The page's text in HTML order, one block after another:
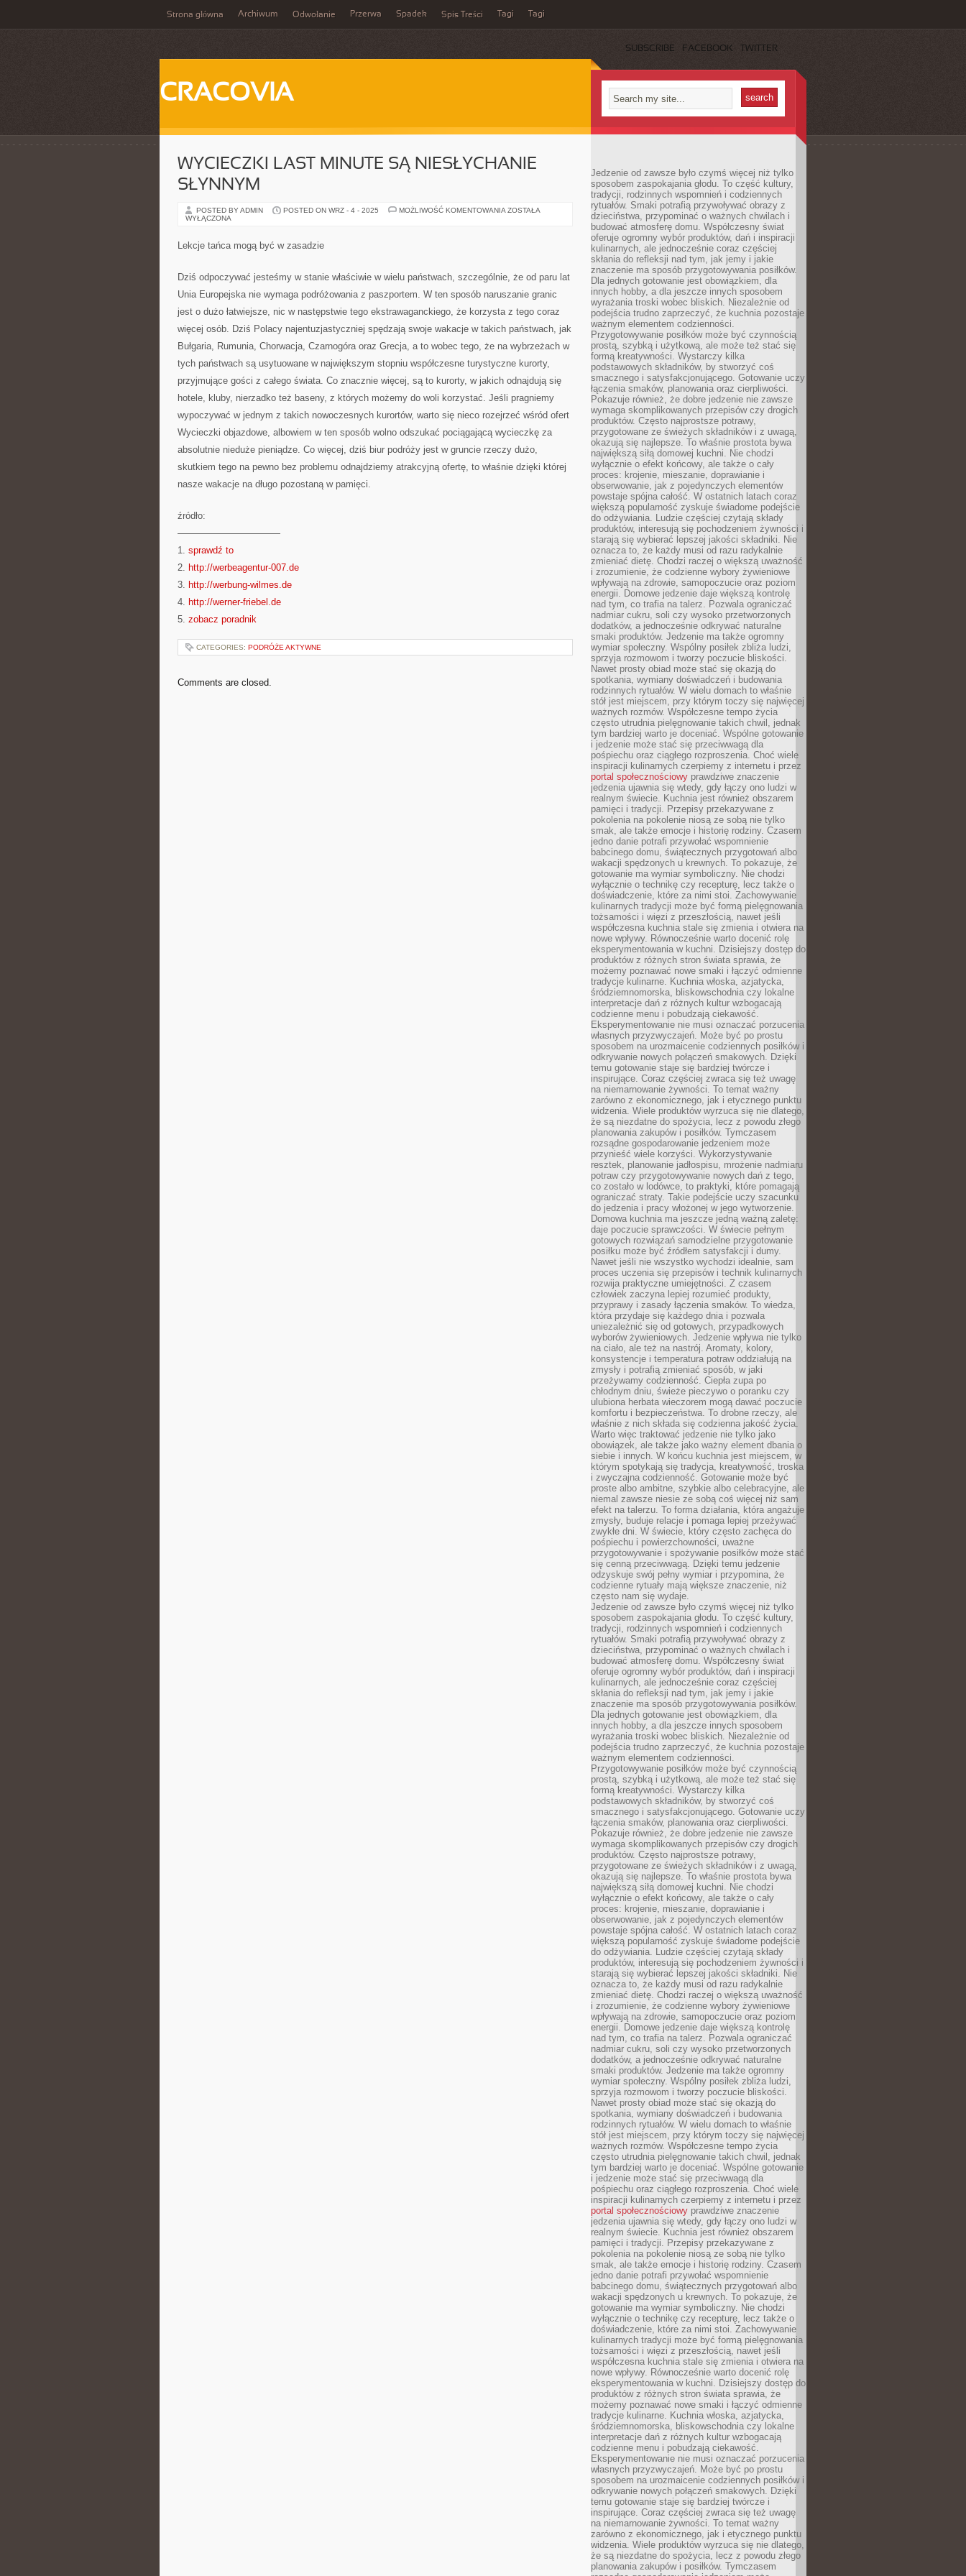
Strona główna Archiwum Odwołanie Przerwa Spadek Spis Treści Tagi Tagi
SUBSCRIBE FACEBOOK TWITTER
CRACOVIA
WYCIECZKI LAST MINUTE SĄ NIESŁYCHANIE
SŁYNNYM
POSTED BY ADMIN POSTED ON WRZ - 4 - 2025 MOŻLIWOŚĆ KOMENTOWANIA WYCIECZKI
ZOSTAŁA
WYŁĄCZONA
Lekcje tańca mogą być w zasadzie
Dziś odpoczywać jesteśmy w stanie właściwie w wielu państwach, szczególnie, że od paru lat
Unia Europejska nie wymaga podróżowania z paszportem. W ten sposób naruszanie granic
jest o dużo łatwiejsze, nic w następstwie tego ekstrawaganckiego, że korzysta z tego coraz
więcej osób. Dziś Polacy najentuzjastyczniej spędzają swoje wakacje w takich państwach, jak
Bułgaria, Rumunia, Chorwacja, Czarnogóra oraz Grecja, a to wobec tego, że na wybrzeżach w
tych państwach są usytuowane w największym stopniu współczesne turystyczne kurorty,
przyjmujące gości z całego świata. Co znacznie więcej, są to kurorty, w jakich odnajdują się
hotele, kluby, nierzadko też baseny, z których możemy do woli korzystać. Jeśli pragniemy
wypoczywać w jednym z takich nowoczesnych kurortów, warto się nieco rozejrzeć wśród ofert
Wycieczki objazdowe, albowiem w ten sposób wolno odszukać pociągającą wycieczkę za
absolutnie nieduże pieniądze. Co więcej, dziś biur podróży jest w gruncie rzeczy dużo,
skutkiem tego na pewno bez problemu odnajdziemy atrakcyjną ofertę, to właśnie dzięki której
nasze wakacje na długo pozostaną w pamięci.
źródło:
———————————
1. sprawdź to
2. http://werbeagentur-007.de
3. http://werbung-wilmes.de
4. http://werner-friebel.de
5. zobacz poradnik
CATEGORIES: PODRÓŻE AKTYWNE
Comments are closed.
Jedzenie od zawsze było czymś więcej niż tylko
sposobem zaspokajania głodu. To część kultury,
tradycji, rodzinnych wspomnień i codziennych
rytuałów. Smaki potrafią przywoływać obrazy z
dzieciństwa, przypominać o ważnych chwilach i
budować atmosferę domu. Współczesny świat
oferuje ogromny wybór produktów, dań i inspiracji
kulinarnych, ale jednocześnie coraz częściej
skłania do refleksji nad tym, jak jemy i jakie
znaczenie ma sposób przygotowywania posiłków.
Dla jednych gotowanie jest obowiązkiem, dla
innych hobby, a dla jeszcze innych sposobem
wyrażania troski wobec bliskich. Niezależnie od
podejścia trudno zaprzeczyć, że kuchnia pozostaje
ważnym elementem codzienności.
Przygotowywanie posiłków może być czynnością
prostą, szybką i użytkową, ale może też stać się
formą kreatywności. Wystarczy kilka
podstawowych składników, by stworzyć coś
smacznego i satysfakcjonującego. Gotowanie uczy
łączenia smaków, planowania oraz cierpliwości.
Pokazuje również, że dobre jedzenie nie zawsze
wymaga skomplikowanych przepisów czy drogich
produktów. Często najprostsze potrawy,
przygotowane ze świeżych składników i z uwagą,
okazują się najlepsze. To właśnie prostota bywa
największą siłą domowej kuchni. Nie chodzi
wyłącznie o efekt końcowy, ale także o cały
proces: krojenie, mieszanie, doprawianie i
obserwowanie, jak z pojedynczych elementów
powstaje spójna całość. W ostatnich latach coraz
większą popularność zyskuje świadome podejście
do odżywiania. Ludzie częściej czytają składy
produktów, interesują się pochodzeniem żywności i
starają się wybierać lepszej jakości składniki. Nie
oznacza to, że każdy musi od razu radykalnie
zmieniać dietę. Chodzi raczej o większą uważność
i zrozumienie, że codzienne wybory żywieniowe
wpływają na zdrowie, samopoczucie oraz poziom
energii. Domowe jedzenie daje większą kontrolę
nad tym, co trafia na talerz. Pozwala ograniczać
nadmiar cukru, soli czy wysoko przetworzonych
dodatków, a jednocześnie odkrywać naturalne
smaki produktów. Jedzenie ma także ogromny
wymiar społeczny. Wspólny posiłek zbliża ludzi,
sprzyja rozmowom i tworzy poczucie bliskości.
Nawet prosty obiad może stać się okazją do
spotkania, wymiany doświadczeń i budowania
rodzinnych rytuałów. W wielu domach to właśnie
stół jest miejscem, przy którym toczy się najwięcej
ważnych rozmów. Współczesne tempo życia
często utrudnia pielęgnowanie takich chwil, jednak
tym bardziej warto je doceniać. Wspólne gotowanie
i jedzenie może stać się przeciwwagą dla
pośpiechu oraz ciągłego rozproszenia. Choć wiele
inspiracji kulinarnych czerpiemy z internetu i przez
portal społecznościowy prawdziwe znaczenie
jedzenia ujawnia się wtedy, gdy łączy ono ludzi w
realnym świecie. Kuchnia jest również obszarem
pamięci i tradycji. Przepisy przekazywane z
pokolenia na pokolenie niosą ze sobą nie tylko
smak, ale także emocje i historię rodziny. Czasem
jedno danie potrafi przywołać wspomnienie
babcinego domu, świątecznych przygotowań albo
wakacji spędzonych u krewnych. To pokazuje, że
gotowanie ma wymiar symboliczny. Nie chodzi
wyłącznie o technikę czy recepturę, lecz także o
doświadczenie, które za nimi stoi. Zachowywanie
kulinarnych tradycji może być formą pielęgnowania
tożsamości i więzi z przeszłością, nawet jeśli
współczesna kuchnia stale się zmienia i otwiera na
nowe wpływy. Równocześnie warto docenić rolę
eksperymentowania w kuchni. Dzisiejszy dostęp do
produktów z różnych stron świata sprawia, że
możemy poznawać nowe smaki i łączyć odmienne
tradycje kulinarne. Kuchnia włoska, azjatycka,
śródziemnomorska, bliskowschodnia czy lokalne
interpretacje dań z różnych kultur wzbogacają
codzienne menu i pobudzają ciekawość.
Eksperymentowanie nie musi oznaczać porzucenia
własnych przyzwyczajeń. Może być po prostu
sposobem na urozmaicenie codziennych posiłków i
odkrywanie nowych połączeń smakowych. Dzięki
temu gotowanie staje się bardziej twórcze i
inspirujące. Coraz częściej zwraca się też uwagę
na niemarnowanie żywności. To temat ważny
zarówno z ekonomicznego, jak i etycznego punktu
widzenia. Wiele produktów wyrzuca się nie dlatego,
że są niezdatne do spożycia, lecz z powodu złego
planowania zakupów i posiłków. Tymczasem
rozsądne gospodarowanie jedzeniem może
przynieść wiele korzyści. Wykorzystywanie
resztek, planowanie jadłospisu, mrożenie nadmiaru
potraw czy przygotowywanie nowych dań z tego,
co zostało w lodówce, to praktyki, które pomagają
ograniczać straty. Takie podejście uczy szacunku
do jedzenia i pracy włożonej w jego wytworzenie.
Domowa kuchnia ma jeszcze jedną ważną zaletę:
daje poczucie sprawczości. W świecie pełnym
gotowych rozwiązań samodzielne przygotowanie
posiłku może być źródłem satysfakcji i dumy.
Nawet jeśli nie wszystko wychodzi idealnie, sam
proces uczenia się przepisów i technik kulinarnych
rozwija praktyczne umiejętności. Z czasem
człowiek zaczyna lepiej rozumieć produkty,
przyprawy i zasady łączenia smaków. To wiedza,
która przydaje się każdego dnia i pozwala
uniezależnić się od gotowych, przypadkowych
wyborów żywieniowych. Jedzenie wpływa nie tylko
na ciało, ale też na nastrój. Aromaty, kolory,
konsystencje i temperatura potraw oddziałują na
zmysły i potrafią zmieniać sposób, w jaki
przeżywamy codzienność. Ciepła zupa po
chłodnym dniu, świeże pieczywo o poranku czy
ulubiona herbata wieczorem mogą dawać poczucie
komfortu i bezpieczeństwa. To drobne rzeczy, ale
właśnie z nich składa się codzienna jakość życia.
Warto więc traktować jedzenie nie tylko jako
obowiązek, ale także jako ważny element dbania o
siebie i innych. W końcu kuchnia jest miejscem, w
którym spotykają się tradycja, kreatywność, troska
i zwyczajna codzienność. Gotowanie może być
proste albo ambitne, szybkie albo celebracyjne, ale
niemal zawsze niesie ze sobą coś więcej niż sam
efekt na talerzu. To forma działania, która angażuje
zmysły, buduje relacje i pomaga lepiej przeżywać
zwykłe dni. W świecie, który często zachęca do
pośpiechu i powierzchowności, uważne
przygotowywanie i spożywanie posiłków może stać
się cenną przeciwwagą. Dzięki temu jedzenie
odzyskuje swój pełny wymiar i przypomina, że
codzienne rytuały mają większe znaczenie, niż
często nam się wydaje.
Jedzenie od zawsze było czymś więcej niż tylko
sposobem zaspokajania głodu. To część kultury,
tradycji, rodzinnych wspomnień i codziennych
rytuałów. Smaki potrafią przywoływać obrazy z
dzieciństwa, przypominać o ważnych chwilach i
budować atmosferę domu. Współczesny świat
oferuje ogromny wybór produktów, dań i inspiracji
kulinarnych, ale jednocześnie coraz częściej
skłania do refleksji nad tym, jak jemy i jakie
znaczenie ma sposób przygotowywania posiłków.
Dla jednych gotowanie jest obowiązkiem, dla
innych hobby, a dla jeszcze innych sposobem
wyrażania troski wobec bliskich. Niezależnie od
podejścia trudno zaprzeczyć, że kuchnia pozostaje
ważnym elementem codzienności.
Przygotowywanie posiłków może być czynnością
prostą, szybką i użytkową, ale może też stać się
formą kreatywności. Wystarczy kilka
podstawowych składników, by stworzyć coś
smacznego i satysfakcjonującego. Gotowanie uczy
łączenia smaków, planowania oraz cierpliwości.
Pokazuje również, że dobre jedzenie nie zawsze
wymaga skomplikowanych przepisów czy drogich
produktów. Często najprostsze potrawy,
przygotowane ze świeżych składników i z uwagą,
okazują się najlepsze. To właśnie prostota bywa
największą siłą domowej kuchni. Nie chodzi
wyłącznie o efekt końcowy, ale także o cały
proces: krojenie, mieszanie, doprawianie i
obserwowanie, jak z pojedynczych elementów
powstaje spójna całość. W ostatnich latach coraz
większą popularność zyskuje świadome podejście
do odżywiania. Ludzie częściej czytają składy
produktów, interesują się pochodzeniem żywności i
starają się wybierać lepszej jakości składniki. Nie
oznacza to, że każdy musi od razu radykalnie
zmieniać dietę. Chodzi raczej o większą uważność
i zrozumienie, że codzienne wybory żywieniowe
wpływają na zdrowie, samopoczucie oraz poziom
energii. Domowe jedzenie daje większą kontrolę
nad tym, co trafia na talerz. Pozwala ograniczać
nadmiar cukru, soli czy wysoko przetworzonych
dodatków, a jednocześnie odkrywać naturalne
smaki produktów. Jedzenie ma także ogromny
wymiar społeczny. Wspólny posiłek zbliża ludzi,
sprzyja rozmowom i tworzy poczucie bliskości.
Nawet prosty obiad może stać się okazją do
spotkania, wymiany doświadczeń i budowania
rodzinnych rytuałów. W wielu domach to właśnie
stół jest miejscem, przy którym toczy się najwięcej
ważnych rozmów. Współczesne tempo życia
często utrudnia pielęgnowanie takich chwil, jednak
tym bardziej warto je doceniać. Wspólne gotowanie
i jedzenie może stać się przeciwwagą dla
pośpiechu oraz ciągłego rozproszenia. Choć wiele
inspiracji kulinarnych czerpiemy z internetu i przez
portal społecznościowy prawdziwe znaczenie
jedzenia ujawnia się wtedy, gdy łączy ono ludzi w
realnym świecie. Kuchnia jest również obszarem
pamięci i tradycji. Przepisy przekazywane z
pokolenia na pokolenie niosą ze sobą nie tylko
smak, ale także emocje i historię rodziny. Czasem
jedno danie potrafi przywołać wspomnienie
babcinego domu, świątecznych przygotowań albo
wakacji spędzonych u krewnych. To pokazuje, że
gotowanie ma wymiar symboliczny. Nie chodzi
wyłącznie o technikę czy recepturę, lecz także o
doświadczenie, które za nimi stoi. Zachowywanie
kulinarnych tradycji może być formą pielęgnowania
tożsamości i więzi z przeszłością, nawet jeśli
współczesna kuchnia stale się zmienia i otwiera na
nowe wpływy. Równocześnie warto docenić rolę
eksperymentowania w kuchni. Dzisiejszy dostęp do
produktów z różnych stron świata sprawia, że
możemy poznawać nowe smaki i łączyć odmienne
tradycje kulinarne. Kuchnia włoska, azjatycka,
śródziemnomorska, bliskowschodnia czy lokalne
interpretacje dań z różnych kultur wzbogacają
codzienne menu i pobudzają ciekawość.
Eksperymentowanie nie musi oznaczać porzucenia
własnych przyzwyczajeń. Może być po prostu
sposobem na urozmaicenie codziennych posiłków i
odkrywanie nowych połączeń smakowych. Dzięki
temu gotowanie staje się bardziej twórcze i
inspirujące. Coraz częściej zwraca się też uwagę
na niemarnowanie żywności. To temat ważny
zarówno z ekonomicznego, jak i etycznego punktu
widzenia. Wiele produktów wyrzuca się nie dlatego,
że są niezdatne do spożycia, lecz z powodu złego
planowania zakupów i posiłków. Tymczasem